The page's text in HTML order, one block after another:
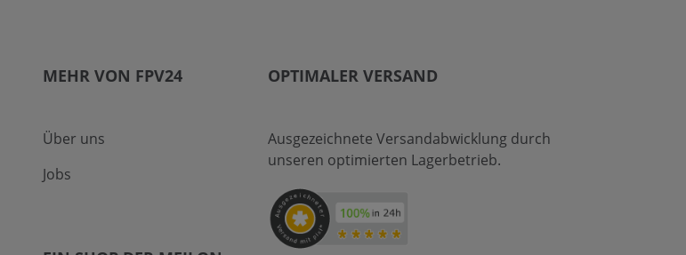
MEHR VON FPV24
Über uns
Jobs
OPTIMALER VERSAND
Ausgezeichnete Versandabwicklung durch
unseren optimierten Lagerbetrieb.